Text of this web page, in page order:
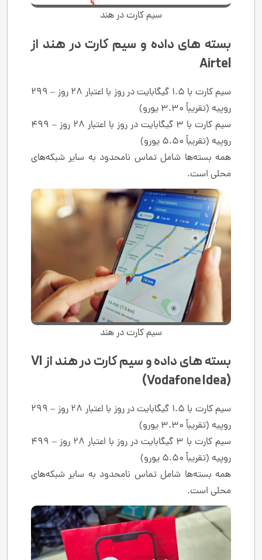
سیم کارت در هند
بسته های داده و سیم کارت در هند از
Airtel
سیم کارت با 1.5 گیگابایت در روز با اعتبار 28 روز – 299
روپیه (تقریباً 3.30 یورو)
سیم کارت با 3 گیگابایت در روز با اعتبار 28 روز – 499
روپیه (تقریباً 5.50 یورو)
همه بسته‌ها شامل تماس نامحدود به سایر شبکه‌های
محلی است.
سیم کارت در هند
بسته های داده و سیم کارت در هند از VI
(Vodafone Idea)
سیم کارت با 1.5 گیگابایت در روز با اعتبار 28 روز – 299
روپیه (تقریباً 3.30 یورو)
سیم کارت با 3 گیگابایت در روز با اعتبار 28 روز – 499
روپیه (تقریباً 5.50 یورو)
همه بسته‌ها شامل تماس نامحدود به سایر شبکه‌های
محلی است.